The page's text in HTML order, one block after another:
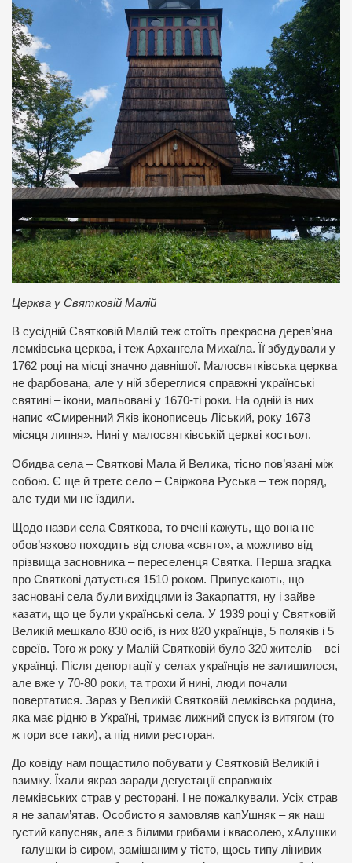
Церква у Святковій Малій
В сусідній Святковій Малій теж стоїть прекрасна дерев’яна
лемківська церква, і теж Архангела Михаїла. Її збудували у
1762 році на місці значно давнішої. Малосвятківська церква
не фарбована, але у ній збереглися справжні українські
святині – ікони, мальовані у 1670-ті роки. На одній із них
напис «Смиренний Яків іконописець Ліський, року 1673
місяця липня». Нині у малосвятківській церкві костьол.
Обидва села – Святкові Мала й Велика, тісно пов’язані між
собою. Є ще й третє село – Свіржова Руська – теж поряд,
але туди ми не їздили.
Щодо назви села Святкова, то вчені кажуть, що вона не
обов’язково походить від слова «свято», а можливо від
прізвища засновника – переселенця Святка. Перша згадка
про Святкові датується 1510 роком. Припускають, що
засновані села були вихідцями із Закарпаття, ну і зайве
казати, що це були українські села. У 1939 році у Святковій
Великій мешкало 830 осіб, із них 820 українців, 5 поляків і 5
євреїв. Того ж року у Малій Святковій було 320 жителів – всі
українці. Після депортації у селах українців не залишилося,
але вже у 70-80 роки, та трохи й нині, люди почали
повертатися. Зараз у Великій Святковій лемківська родина,
яка має рідню в Україні, тримає лижний спуск із витягом (то
ж гори все таки), а під ними ресторан.
До ковіду нам пощастило побувати у Святковій Великій і
взимку. Їхали якраз заради дегустації справжніх
лемківських страв у ресторані. І не пожалкували. Усіх страв
я не запам’ятав. Особисто я замовляв капУшняк – як наш
густий капусняк, але з білими грибами і квасолею, хАлушки
– галушки із сиром, замішаним у тісто, щось типу лінивих